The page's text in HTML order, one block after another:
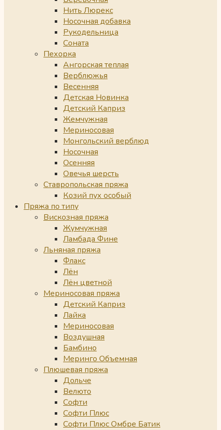
Нить Люрекс
Носочная добавка
Рукодельница
Соната
Пехорка
Ангорская теплая
Верблюжья
Весенняя
Детская Новинка
Детский Каприз
Жемчужная
Мериносовая
Монгольский верблюд
Носочная
Осенняя
Овечья шерсть
Ставропольская пряжа
Козий пух особый
Пряжа по типу
Вискозная пряжа
Жумчужная
Ламбада Фине
Льняная пряжа
Флакс
Лён
Лён цветной
Мериносовая пряжа
Детский Каприз
Лайка
Мериносовая
Воздушная
Бамбино
Меринго Объемная
Плюшевая пряжа
Дольче
Велюто
Софти
Софти Плюс
Софти Плюс Омбре Батик